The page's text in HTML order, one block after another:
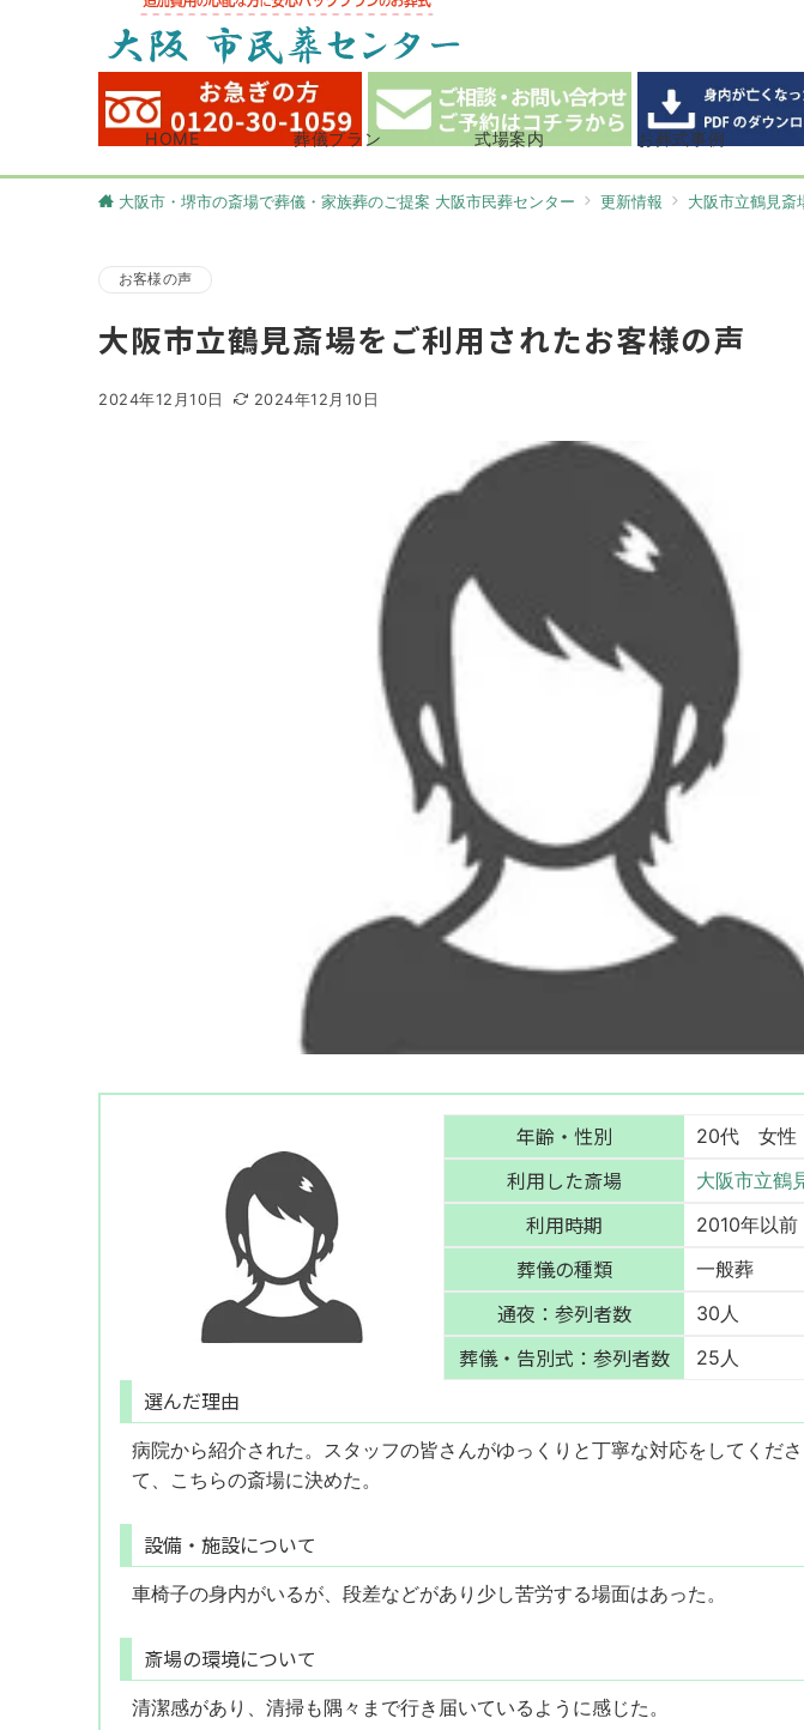
HOME 葬儀プラン 式場案内 お葬式事例
大阪市・堺市の斎場で葬儀・家族葬のご提案 大阪市民葬センター 更新情報 大阪市立鶴見斎
お客様の声
大阪市立鶴見斎場をご利用されたお客様の声
2024年12月10日 2024年12月10日
年齢・性別 20代 女性
利用した斎場 大阪市立鶴
利用時期 2010年以前
葬儀の種類 一般葬
通夜：参列者数 30人
葬儀・告別式：参列者数 25人
選んだ理由
病院から紹介された。スタッフの皆さんがゆっくりと丁寧な対応をしてくだ
て、こちらの斎場に決めた。
設備・施設について
車椅子の身内がいるが、段差などがあり少し苦労する場面はあった。
斎場の環境について
清潔感があり、清掃も隅々まで行き届いているように感じた。